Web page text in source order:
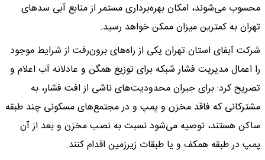
محسوب می‌شوند، امکان بهره‌برداری مستمر از منابع آبی سد‌های
تهران به کمترین میزان ممکن خواهد رسید.
شرکت آبفای استان تهران یکی از راه‌های برون‌رفت از شرایط موجود
را اعمال مدیریت فشار شبکه برای توزیع همگن و عادلانه آب اعلام و
تصریح کرد: برای جبران محدودیت‌های ناشی از افت فشار، به
مشترکانی که فاقد مخزن و پمپ و در مجتمع‌های مسکونی چند طبقه
ساکن هستند، توصیه می‌شود نسبت به نصب مخزن و بعد از آن
پمپ در طبقه همکف و یا طبقات زیرزمین اقدام کنند.